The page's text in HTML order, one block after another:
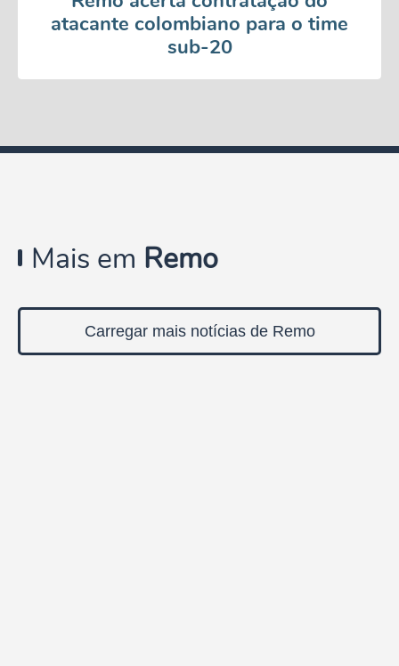
atacante colombiano para o time
sub-20
Mais em Remo
Carregar mais notícias de Remo